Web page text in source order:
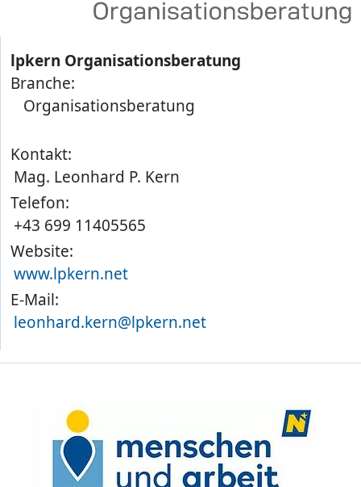
lpkern Organisationsberatung
Branche:
Organisationsberatung
Kontakt:
Mag. Leonhard P. Kern
Telefon:
+43 699 11405565
Website:
www.lpkern.net
E-Mail:
leonhard.kern@lpkern.net